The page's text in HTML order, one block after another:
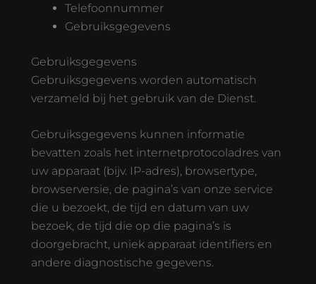
Telefoonnummer
Gebruiksgegevens
Gebruiksgegevens
Gebruiksgegevens worden automatisch
verzameld bij het gebruik van de Dienst.
Gebruiksgegevens kunnen informatie
bevatten zoals het internetprotocoladres van
uw apparaat (bijv. IP-adres), browsertype,
browserversie, de pagina’s van onze service
die u bezoekt, de tijd en datum van uw
bezoek, de tijd die op die pagina’s is
doorgebracht, uniek apparaat identifiers en
andere diagnostische gegevens.